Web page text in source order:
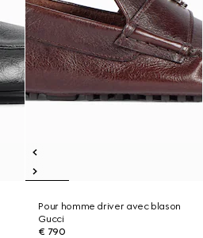
Pour homme driver avec blason
Gucci
€ 790